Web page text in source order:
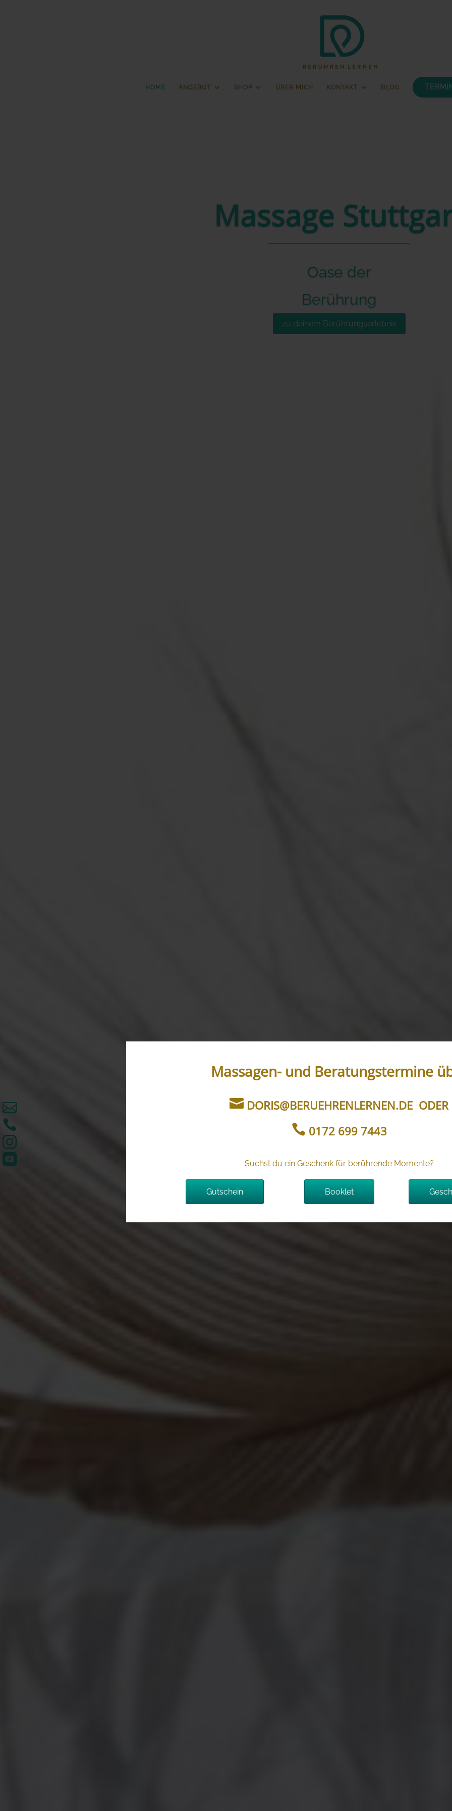
HOME ANGEBOT SHOP ÜBER MICH KONTAKT BLOG
Massagen- und Beratungstermine
 DORIS@BERUEHRENLERNEN.DE ODER
 0172 699 7443
Suchst du ein Geschenk für berührende Momente?
Gutschein Booklet
Massage
Oase der
Berührung
zu deinem Berührungserlebnis



